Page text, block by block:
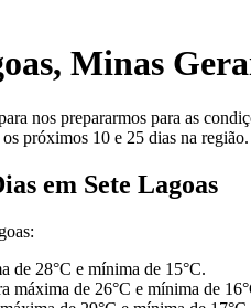
Minas
nos prepararmos para as
próximos 10 e 25 dias na região.
em Sete Lagoas
de 28°C e mínima de 15°C.
máxima de 26°C e mínima de